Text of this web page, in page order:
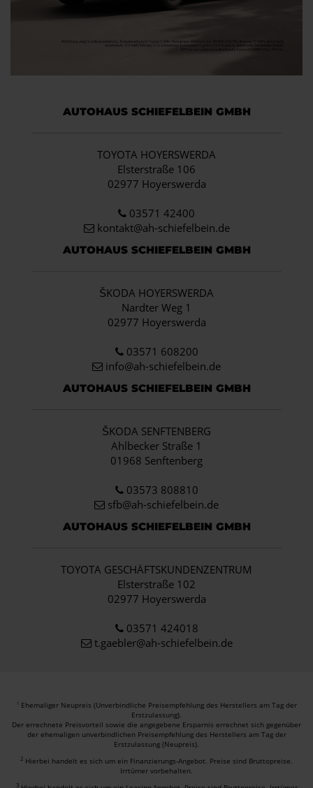
AUTOHAUS SCHIEFELBEIN GMBH
TOYOTA HOYERSWERDA
Elsterstraße 106
02977 Hoyerswerda
03571 42400
kontakt@ah-schiefelbein.de
AUTOHAUS SCHIEFELBEIN GMBH
ŠKODA HOYERSWERDA
Nardter Weg 1
02977 Hoyerswerda
03571 608200
info@ah-schiefelbein.de
AUTOHAUS SCHIEFELBEIN GMBH
ŠKODA SENFTENBERG
Ahlbecker Straße 1
01968 Senftenberg
03573 808810
sfb@ah-schiefelbein.de
AUTOHAUS SCHIEFELBEIN GMBH
TOYOTA GESCHÄFTSKUNDENZENTRUM
Elsterstraße 102
02977 Hoyerswerda
03571 424018
t.gaebler@ah-schiefelbein.de
1 Ehemaliger Neupreis (Unverbindliche Preisempfehlung des Herstellers am Tag der
Erstzulassung).
Der errechnete Preisvorteil sowie die angegebene Ersparnis errechnet sich gegenüber
der ehemaligen unverbindlichen Preisempfehlung des Herstellers am Tag der
Erstzulassung (Neupreis).
2 Hierbei handelt es sich um ein Finanzierungs-Angebot. Preise sind Bruttopreise.
Irrtümer vorbehalten.
3